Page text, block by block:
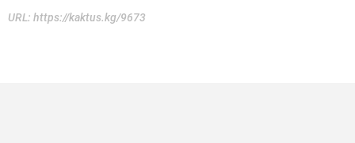
URL: https://kaktus.kg/9673